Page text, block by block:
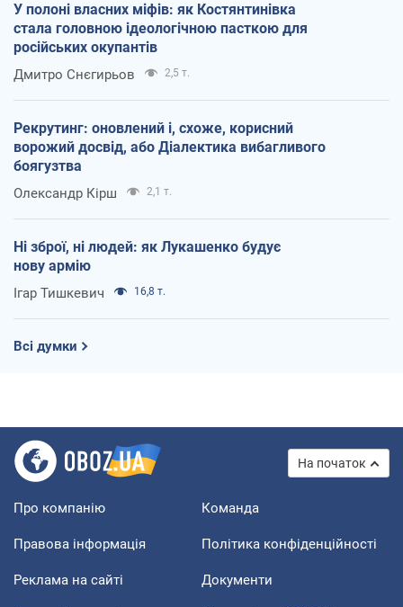
У полоні власних міфів: як Костянтинівка
стала головною ідеологічною пасткою для
російських окупантів
Дмитро Снєгирьов 2,5 т.
Рекрутинг: оновлений і, схоже, корисний
ворожий досвід, або Діалектика вибагливого
боягузтва
Олександр Кірш 2,1 т.
Ні зброї, ні людей: як Лукашенко будує
нову армію
Ігар Тишкевич 16,8 т.
Всі думки
На початок
Про компанію Команда
Правова інформація Політика конфіденційності
Реклама на сайті Документи